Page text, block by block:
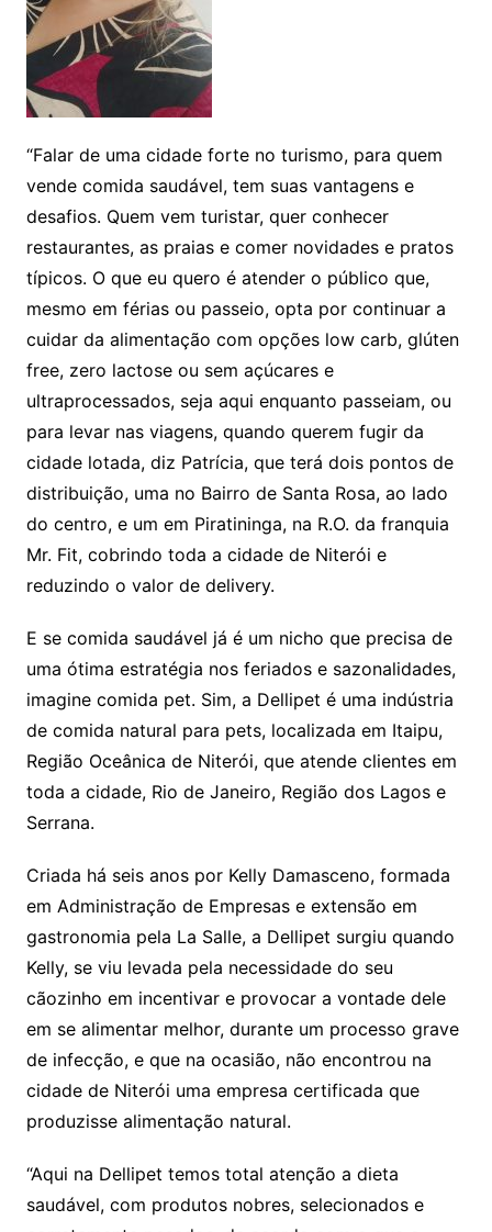
“Falar de uma cidade forte no turismo, para quem
vende comida saudável, tem suas vantagens e
desafios. Quem vem turistar, quer conhecer
restaurantes, as praias e comer novidades e pratos
típicos. O que eu quero é atender o público que,
mesmo em férias ou passeio, opta por continuar a
cuidar da alimentação com opções low carb, glúten
free, zero lactose ou sem açúcares e
ultraprocessados, seja aqui enquanto passeiam, ou
para levar nas viagens, quando querem fugir da
cidade lotada, diz Patrícia, que terá dois pontos de
distribuição, uma no Bairro de Santa Rosa, ao lado
do centro, e um em Piratininga, na R.O. da franquia
Mr. Fit, cobrindo toda a cidade de Niterói e
reduzindo o valor de delivery.
E se comida saudável já é um nicho que precisa de
uma ótima estratégia nos feriados e sazonalidades,
imagine comida pet. Sim, a Dellipet é uma indústria
de comida natural para pets, localizada em Itaipu,
Região Oceânica de Niterói, que atende clientes em
toda a cidade, Rio de Janeiro, Região dos Lagos e
Serrana.
Criada há seis anos por Kelly Damasceno, formada
em Administração de Empresas e extensão em
gastronomia pela La Salle, a Dellipet surgiu quando
Kelly, se viu levada pela necessidade do seu
cãozinho em incentivar e provocar a vontade dele
em se alimentar melhor, durante um processo grave
de infecção, e que na ocasião, não encontrou na
cidade de Niterói uma empresa certificada que
produzisse alimentação natural.
“Aqui na Dellipet temos total atenção a dieta
saudável, com produtos nobres, selecionados e